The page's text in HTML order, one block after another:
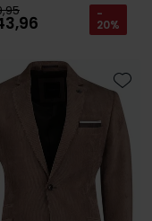
-
20%
favorieten